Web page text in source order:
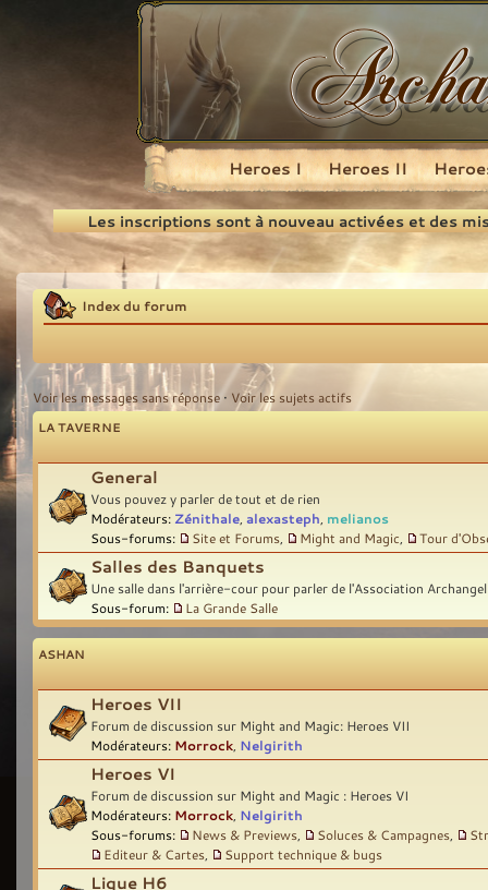
Recherche
Heroes I Heroes II
Les inscriptions sont à nouveau activées et des
Index du forum
Voir les messages sans réponse • Voir les sujets actifs
LA TAVERNE
General
Vous pouvez y parler de tout et de rien
Modérateurs: Zénithale alexasteph melianos
Sous-forums:
Site et Forums Might and Magic Tour
Salles des Banquets
Une salle dans l'arrière-cour pour parler de l'Association
Sous-forum:
La Grande Salle
ASHAN
Heroes VII
Forum de discussion sur Might and Magic: Heroes VII
Modérateurs: Morrock Nelgirith
Heroes VI
Forum de discussion sur Might and Magic : Heroes VI
Modérateurs: Morrock Nelgirith
Sous-forums:
News & Previews Soluces & Campagnes
Editeur & Cartes
Support technique & bugs
Ligue H6